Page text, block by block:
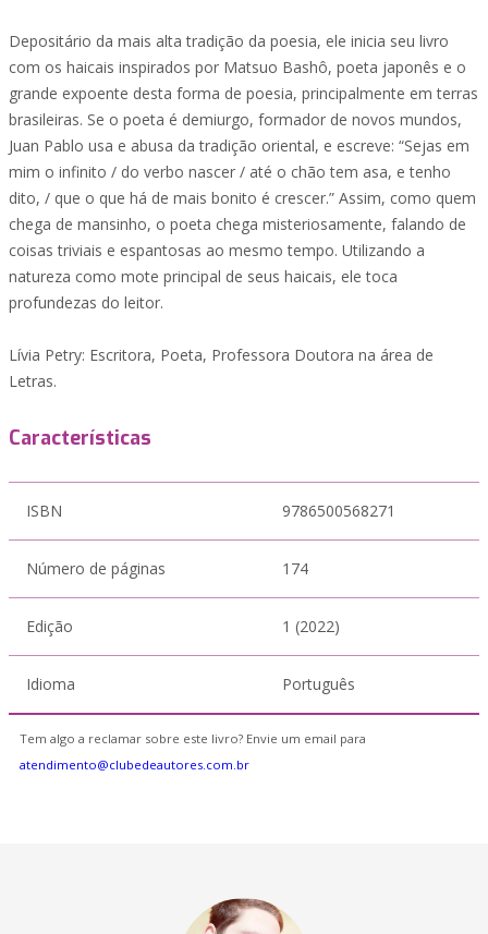
Depositário da mais alta tradição da poesia, ele inicia seu livro
com os haicais inspirados por Matsuo Bashô, poeta japonês e o
grande expoente desta forma de poesia, principalmente em terras
brasileiras. Se o poeta é demiurgo, formador de novos mundos,
Juan Pablo usa e abusa da tradição oriental, e escreve: “Sejas em
mim o infinito / do verbo nascer / até o chão tem asa, e tenho
dito, / que o que há de mais bonito é crescer.” Assim, como quem
chega de mansinho, o poeta chega misteriosamente, falando de
coisas triviais e espantosas ao mesmo tempo. Utilizando a
natureza como mote principal de seus haicais, ele toca
profundezas do leitor.
Lívia Petry: Escritora, Poeta, Professora Doutora na área de
Letras.
Características
ISBN 9786500568271
Número de páginas 174
Edição 1 (2022)
Idioma Português
Tem algo a reclamar sobre este livro? Envie um email para
atendimento@clubedeautores.com.br